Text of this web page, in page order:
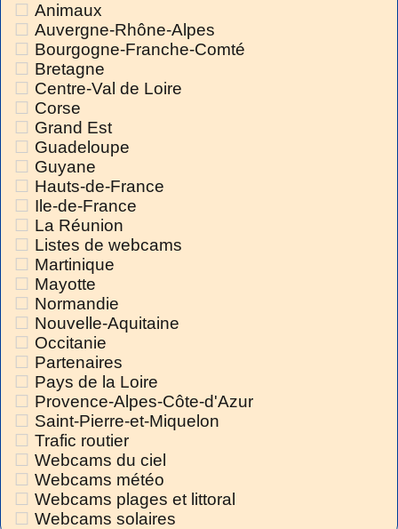
Animaux
Auvergne-Rhône-Alpes
Bourgogne-Franche-Comté
Bretagne
Centre-Val de Loire
Corse
Grand Est
Guadeloupe
Guyane
Hauts-de-France
Ile-de-France
La Réunion
Listes de webcams
Martinique
Mayotte
Normandie
Nouvelle-Aquitaine
Occitanie
Partenaires
Pays de la Loire
Provence-Alpes-Côte-d'Azur
Saint-Pierre-et-Miquelon
Trafic routier
Webcams du ciel
Webcams météo
Webcams plages et littoral
Webcams solaires